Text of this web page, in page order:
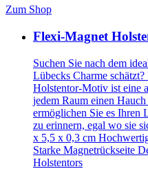
Zum Shop
Flexi-Magnet
Suchen Sie nach dem
Lübecks Charme
Holstentor-Motiv ist eine
jedem Raum einen
ermöglichen Sie es Ihren
zu erinnern, egal wo sie
x 5,5 x 0,3 cm
Starke Magnetrückseite
Holstentors